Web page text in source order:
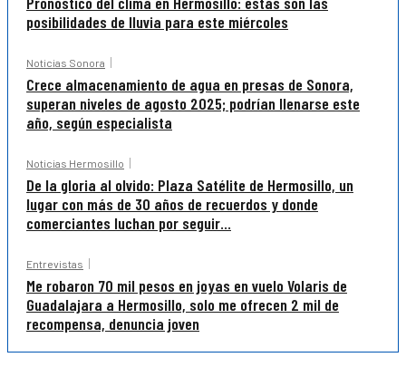
posibilidades de lluvia para este miércoles
Noticias Sonora
Crece almacenamiento de agua en presas de Sonora,
superan niveles de agosto 2025; podrían llenarse este
año, según especialista
Noticias Hermosillo
De la gloria al olvido: Plaza Satélite de Hermosillo, un
lugar con más de 30 años de recuerdos y donde
comerciantes luchan por seguir...
Entrevistas
Me robaron 70 mil pesos en joyas en vuelo Volaris de
Guadalajara a Hermosillo, solo me ofrecen 2 mil de
recompensa, denuncia joven